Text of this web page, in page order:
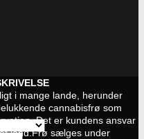
i mange lande, herunder
cannabisfrø som
Det er kundens ansvar
land.Frø sælges under